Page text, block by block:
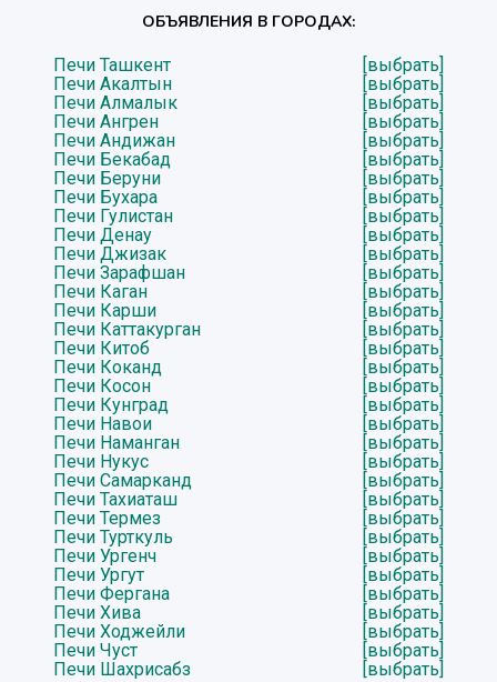
ОБЪЯВЛЕНИЯ В ГОРОДАХ:
Печи Ташкент
[выбрать]
Печи Акалтын
[выбрать]
Печи Алмалык
[выбрать]
Печи Ангрен
[выбрать]
Печи Андижан
[выбрать]
Печи Бекабад
[выбрать]
Печи Беруни
[выбрать]
Печи Бухара
[выбрать]
Печи Гулистан
[выбрать]
Печи Денау
[выбрать]
Печи Джизак
[выбрать]
Печи Зарафшан
[выбрать]
Печи Каган
[выбрать]
Печи Карши
[выбрать]
Печи Каттакурган
[выбрать]
Печи Китоб
[выбрать]
Печи Коканд
[выбрать]
Печи Косон
[выбрать]
Печи Кунград
[выбрать]
Печи Навои
[выбрать]
Печи Наманган
[выбрать]
Печи Нукус
[выбрать]
Печи Самарканд
[выбрать]
Печи Тахиаташ
[выбрать]
Печи Термез
[выбрать]
Печи Турткуль
[выбрать]
Печи Ургенч
[выбрать]
Печи Ургут
[выбрать]
Печи Фергана
[выбрать]
Печи Хива
[выбрать]
Печи Ходжейли
[выбрать]
Печи Чуст
[выбрать]
Печи Шахрисабз
[выбрать]